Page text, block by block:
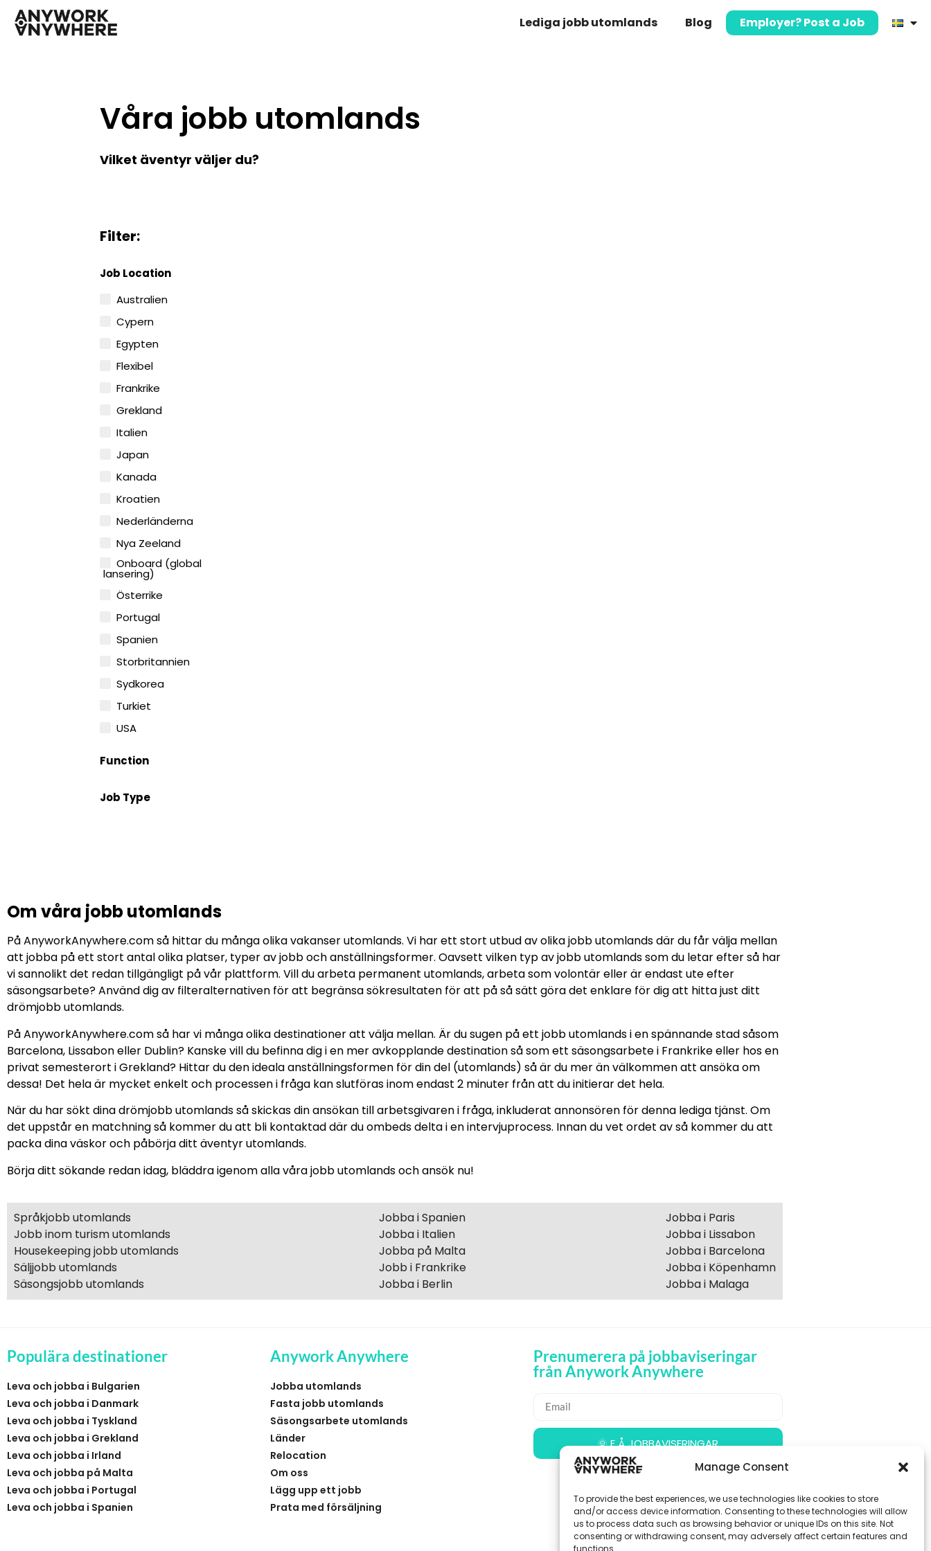
Manage Consent
To provide the best experiences, we use technologies like cookies to store
and/or access device information. Consenting to these technologies will allow
us to process data such as browsing behavior or unique IDs on this site. Not
consenting or withdrawing consent, may adversely affect certain features and
functions.
Lediga jobb utomlands Blog Employer? Post a Job
Våra jobb utomlands
Vilket äventyr väljer du?
Filter:
Job Location
Australien
Cypern
Egypten
Flexibel
Frankrike
Grekland
Italien
Japan
Kanada
Kroatien
Nederländerna
Nya Zeeland
Onboard (global
lansering)
Österrike
Portugal
Spanien
Storbritannien
Sydkorea
Turkiet
USA
Function
Job Type
Om våra jobb utomlands
På AnyworkAnywhere.com så hittar du många olika vakanser utomlands. Vi har ett stort utbud av olika jobb utomlands där du får välja mellan
att jobba på ett stort antal olika platser, typer av jobb och anställningsformer. Oavsett vilken typ av jobb utomlands som du letar efter så har
vi sannolikt det redan tillgängligt på vår plattform. Vill du arbeta permanent utomlands, arbeta som volontär eller är endast ute efter
säsongsarbete? Använd dig av filteralternativen för att begränsa sökresultaten för att på så sätt göra det enklare för dig att hitta just ditt
drömjobb utomlands.
På AnyworkAnywhere.com så har vi många olika destinationer att välja mellan. Är du sugen på ett jobb utomlands i en spännande stad såsom
Barcelona, Lissabon eller Dublin? Kanske vill du befinna dig i en mer avkopplande destination så som ett säsongsarbete i Frankrike eller hos en
privat semesterort i Grekland? Hittar du den ideala anställningsformen för din del (utomlands) så är du mer än välkommen att ansöka om
dessa! Det hela är mycket enkelt och processen i fråga kan slutföras inom endast 2 minuter från att du initierar det hela.
När du har sökt dina drömjobb utomlands så skickas din ansökan till arbetsgivaren i fråga, inkluderat annonsören för denna lediga tjänst. Om
det uppstår en matchning så kommer du att bli kontaktad där du ombeds delta i en intervjuprocess. Innan du vet ordet av så kommer du att
packa dina väskor och påbörja ditt äventyr utomlands.
Börja ditt sökande redan idag, bläddra igenom alla våra jobb utomlands och ansök nu!
Språkjobb utomlands
Jobb inom turism utomlands
Housekeeping jobb utomlands
Säljjobb utomlands
Säsongsjobb utomlands
Jobba i Spanien
Jobba i Italien
Jobba på Malta
Jobb i Frankrike
Jobba i Berlin
Jobba i Paris
Jobba i Lissabon
Jobba i Barcelona
Jobba i Köpenhamn
Jobba i Malaga
Populära destinationer
Leva och jobba i Bulgarien
Leva och jobba i Danmark
Leva och jobba i Tyskland
Leva och jobba i Grekland
Leva och jobba i Irland
Leva och jobba på Malta
Leva och jobba i Portugal
Leva och jobba i Spanien
Anywork Anywhere
Jobba utomlands
Fasta jobb utomlands
Säsongsarbete utomlands
Länder
Relocation
Om oss
Lägg upp ett jobb
Prata med försäljning
Prenumerera på jobbaviseringar
från Anywork Anywhere
🌞 F Å JOBBAVISERINGAR